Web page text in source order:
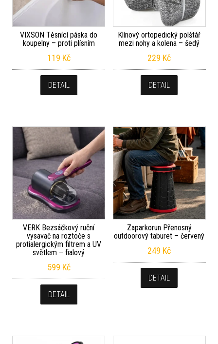
VIXSON Těsnící páska do
koupelny – proti plísním
119 Kč
DETAIL
Klínový ortopedický polštář
mezi nohy a kolena – šedý
229 Kč
DETAIL
VERK Bezsáčkový ruční
vysavač na roztoče s
protialergickým filtrem a UV
světlem – fialový
599 Kč
DETAIL
Zaparkorun Přenosný
outdoorový taburet – červený
249 Kč
DETAIL